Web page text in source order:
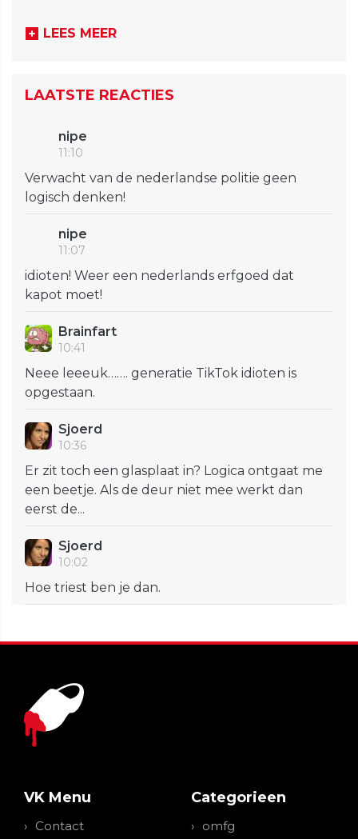
LEES MEER
LAATSTE REACTIES
nipe
11:10
Verwacht van de nederlandse politie geen
logisch denken!
nipe
11:07
idioten! Weer een nederlands erfgoed dat
kapot moet!
Brainfart
10:41
Neee leeeuk……. generatie TikTok idioten is
opgestaan.
Sjoerd
10:36
Er zit toch een glasplaat in? Logica ontgaat me
een beetje. Als de deur niet mee werkt dan
eerst de...
Sjoerd
10:02
Hoe triest ben je dan.
VK Menu
Contact
Categorieen
omfg